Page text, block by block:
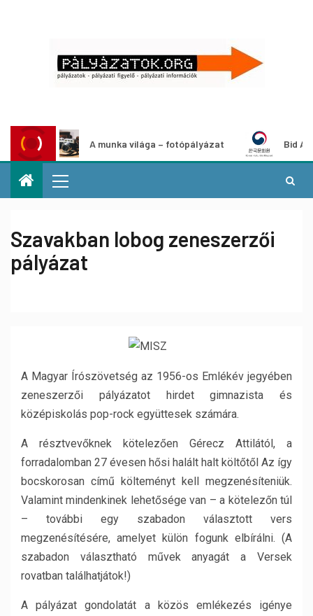
A munka világa – fotópályázat Bid
Szavakban lobog zeneszerzői
pályázat
A Magyar Írószövetség az 1956-os Emlékév jegyében
zeneszerzői pályázatot hirdet gimnazista és
középiskolás pop-rock együttesek számára.
A résztvevőknek kötelezően Gérecz Attilától, a
forradalomban 27 évesen hősi halált halt költőtől Az így
bocskorosan című költeményt kell megzenésíteniük.
Valamint mindenkinek lehetősége van – a kötelezőn túl
– további egy szabadon választott vers
megzenésítésére, amelyet külön fogunk elbírálni. (A
szabadon választható művek anyagát a Versek
rovatban találhatjátok!)
A pályázat gondolatát a közös emlékezés igénye